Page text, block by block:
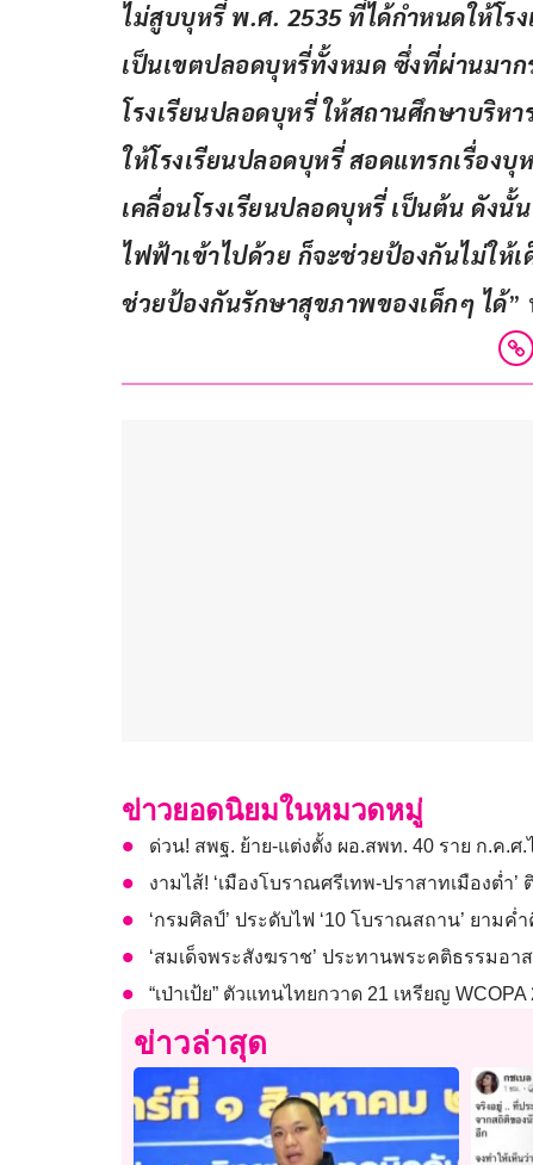
ไม่สูบบุหรี่ พ.ศ. 2535 ที่ได้กำหนดให้โร
เป็นเขตปลอดบุหรี่ทั้งหมด ซึ่งที่ผ่านมา
โรงเรียนปลอดบุหรี่ ให้สถานศึกษาบริห
ให้โรงเรียนปลอดบุหรี่ สอดแทรกเรื่อง
เคลื่อนโรงเรียนปลอดบุหรี่ เป็นต้น ดังนั้
ไฟฟ้าเข้าไปด้วย ก็จะช่วยป้องกันไม่ให้
ช่วยป้องกันรักษาสุขภาพของเด็กๆ ได้”
ข่าวยอดนิยมในหมวดหมู่
ด่วน! สพฐ. ย้าย-แต่งตั้ง ผอ.สพท. 40 ราย ก.ค.ศ
งามไส้! ‘เมืองโบราณศรีเทพ-ปราสาทเมืองต่
‘กรมศิลป์’ ประดับไฟ ‘10 โบราณสถาน’ ยามค่
‘สมเด็จพระสังฆราช’ ประทานพระคติธรรมอ
“เป่าเป้ย” ตัวแทนไทยกวาด 21 เหรียญ
ข่าวล่าสุด